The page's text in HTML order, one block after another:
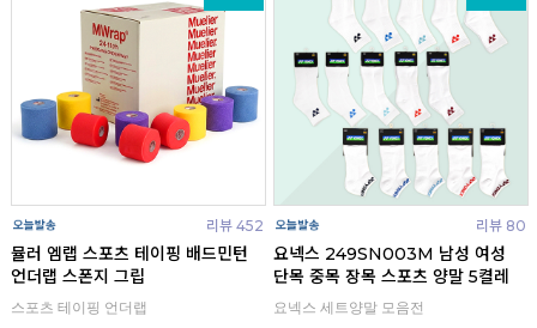
리뷰 452
뮬러 엠랩 스포츠 테이핑 배드민턴
언더랩 스폰지 그립
스포츠 테이핑 언더랩
리뷰 80
요넥스 249SN003M 남성 여성
단목 중목 장목 스포츠 양말 5켤레
요넥스 세트양말 모음전